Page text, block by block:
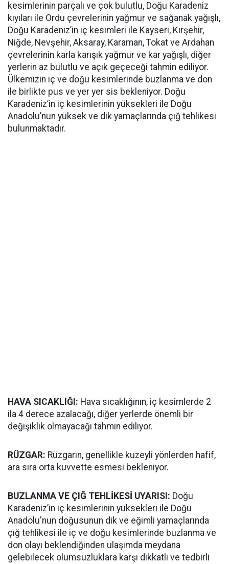
kesimlerinin parçalı ve çok bulutlu, Doğu Karadeniz
kıyıları ile Ordu çevrelerinin yağmur ve sağanak yağışlı,
Doğu Karadeniz’in iç kesimleri ile Kayseri, Kırşehir,
Niğde, Nevşehir, Aksaray, Karaman, Tokat ve Ardahan
çevrelerinin karla karışık yağmur ve kar yağışlı, diğer
yerlerin az bulutlu ve açık geçeceği tahmin ediliyor.
Ülkemizin iç ve doğu kesimlerinde buzlanma ve don
ile birlikte pus ve yer yer sis bekleniyor. Doğu
Karadeniz’in iç kesimlerinin yüksekleri ile Doğu
Anadolu’nun yüksek ve dik yamaçlarında çığ tehlikesi
bulunmaktadır.
HAVA SICAKLIĞI: Hava sıcaklığının, iç kesimlerde 2
ila 4 derece azalacağı, diğer yerlerde önemli bir
değişiklik olmayacağı tahmin ediliyor.
RÜZGAR: Rüzgarın, genellikle kuzeyli yönlerden hafif,
ara sıra orta kuvvette esmesi bekleniyor.
BUZLANMA VE ÇIĞ TEHLİKESİ UYARISI: Doğu
Karadeniz’in iç kesimlerinin yüksekleri ile Doğu
Anadolu'nun doğusunun dik ve eğimli yamaçlarında
çığ tehlikesi ile iç ve doğu kesimlerinde buzlanma ve
don olayı beklendiğinden ulaşımda meydana
gelebilecek olumsuzluklara karşı dikkatli ve tedbirli